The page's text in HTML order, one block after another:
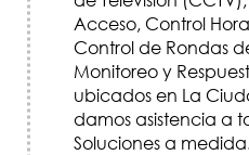
Acceso, Control
Control de Rondas
Monitoreo y
ubicados en La
damos asistencia a
Soluciones a